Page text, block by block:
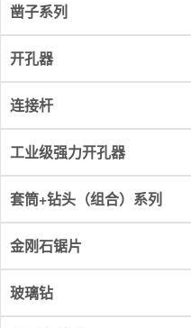
凿子系列
开孔器
连接杆
工业级强力开孔器
套筒+钻头（组合）系列
金刚石锯片
玻璃钻